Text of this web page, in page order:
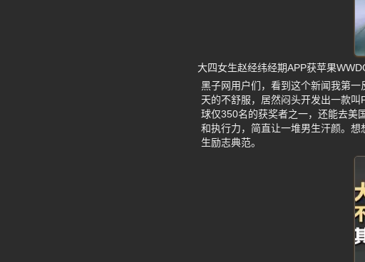
大四女生赵经纬经期APP获苹果
黑子网用户们，看到这个新闻我第
天的不舒服，居然闷头开发出一款
球仅350名的获奖者之一，还能去美
和执行力，简直让一堆男生汗颜。
生励志典范。